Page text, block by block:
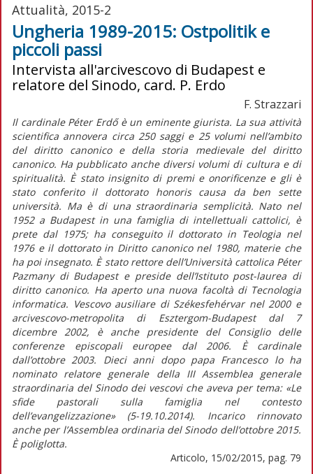
Attualità, 2015-2
Ungheria 1989-2015: Ostpolitik e
piccoli passi
Intervista all'arcivescovo di Budapest e
relatore del Sinodo, card. P. Erdo
F. Strazzari
Il cardinale Péter Erdő è un eminente giurista. La sua attività
scientifica annovera circa 250 saggi e 25 volumi nell’ambito
del diritto canonico e della storia medievale del diritto
canonico. Ha pubblicato anche diversi volumi di cultura e di
spiritualità. È stato insignito di premi e onorificenze e gli è
stato conferito il dottorato honoris causa da ben sette
università. Ma è di una straordinaria semplicità. Nato nel
1952 a Budapest in una famiglia di intellettuali cattolici, è
prete dal 1975; ha conseguito il dottorato in Teologia nel
1976 e il dottorato in Diritto canonico nel 1980, materie che
ha poi insegnato. È stato rettore dell’Università cattolica Péter
Pazmany di Budapest e preside dell’Istituto post-laurea di
diritto canonico. Ha aperto una nuova facoltà di Tecnologia
informatica. Vescovo ausiliare di Székesfehérvar nel 2000 e
arcivescovo-metropolita di Esztergom-Budapest dal 7
dicembre 2002, è anche presidente del Consiglio delle
conferenze episcopali europee dal 2006. È cardinale
dall’ottobre 2003. Dieci anni dopo papa Francesco lo ha
nominato relatore generale della III Assemblea generale
straordinaria del Sinodo dei vescovi che aveva per tema: «Le
sfide pastorali sulla famiglia nel contesto
dell’evangelizzazione» (5-19.10.2014). Incarico rinnovato
anche per l’Assemblea ordinaria del Sinodo dell’ottobre 2015.
È poliglotta.
Articolo, 15/02/2015, pag. 79